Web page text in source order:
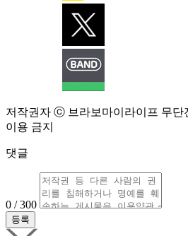
저작권자 ⓒ 브라보마이라이프 무단
이용 금지
댓글
0 / 300